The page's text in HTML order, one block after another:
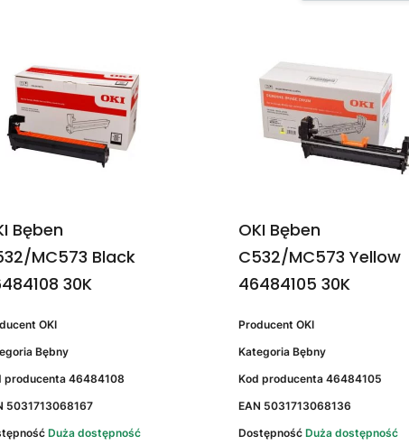
Bęben
MC573 Black
30K
OKI
Bębny
producenta46484108
5031713068167
Duża dostępność
OKI Bęben
C532/MC573 Yellow
46484105 30K
Producent OKI
Kategoria Bębny
Kod producenta 46484105
EAN 5031713068136
Dostępność Duża dostępność